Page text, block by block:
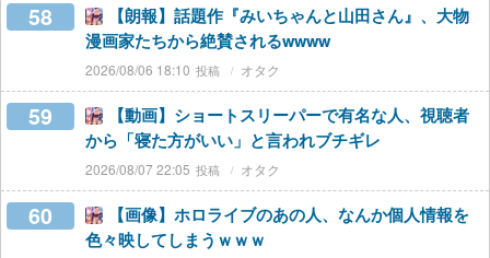
58
【朗報】話題作『みいちゃんと山田さん』、大物
漫画家たちから絶賛されるwwww
2026/08/06 18:10 オタク
59
【動画】ショートスリーパーで有名な人、視聴者
から「寝た方がいい」と言われブチギレ
2026/08/07 22:05 オタク
60
【画像】ホロライブのあの人、なんか個人情報を
色々映してしまうｗｗｗ